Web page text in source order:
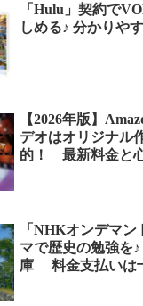
「Hulu」契約で
しめる♪ 分かりや
【2026年版】
デオはオリジナル
的！ 最新料金と
「NHKオンデマン
マで歴史の勉強を♪ 優秀作品の
庫 料金支払いは